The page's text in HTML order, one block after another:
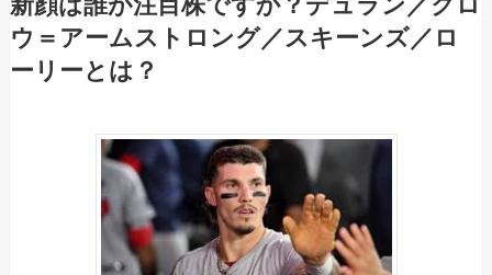
ウ＝アームストロング／スキーンズ／ロ
ーリーとは？